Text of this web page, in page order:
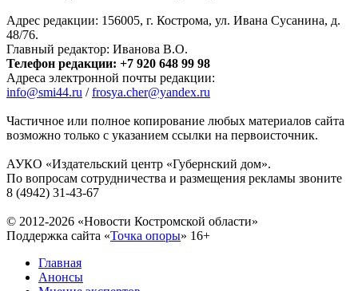
Адрес редакции: 156005, г. Кострома, ул. Ивана Сусанина, д.
48/76.
Главный редактор: Иванова В.О.
Телефон редакции: +7 920 648 99 98
Адреса электронной почты редакции:
info@smi44.ru /frosya.cher@yandex.ru
Частичное или полное копирование любых материалов сайта
возможно только с указанием ссылки на первоисточник.
АУКО «Издательский центр «Губернский дом».
По вопросам сотрудничества и размещения рекламы звоните
8 (4942) 31-43-67
© 2012-2026 «Новости Костромской области»
Поддержка сайта «Точка опоры» 16+
Главная
Анонсы